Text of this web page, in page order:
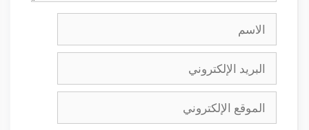
الإلكتروني
الإلكتروني